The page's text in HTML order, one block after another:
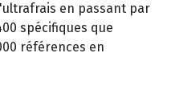
en passant par
spécifiques que
références en